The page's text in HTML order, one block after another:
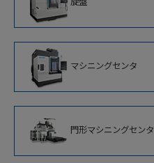
門形複合加工機
1サドルCNC旋盤
対向主軸ターニングセンタ
2サドルCNC旋盤
並行スピンドルCNC旋盤
マシニングセンタ
立形マシニングセンタ
横形マシニングセンタ
門形マシニングセンタ